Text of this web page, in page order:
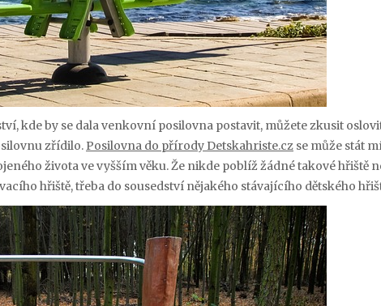
kde by se dala venkovní posilovna postavit, můžete zkusit
zřídilo. Posilovna do přírody Detskahriste.cz se může stát
života ve vyšším věku.Že nikde poblíž žádné takové hřiště
hřiště, třeba do sousedství nějakého stávajícího dětského